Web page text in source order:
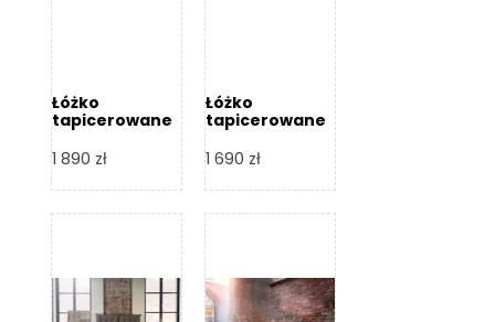
Łóżko
tapicerowane
Design
1 890 zł
Łóżko
tapicerowane
Design
1 690 zł